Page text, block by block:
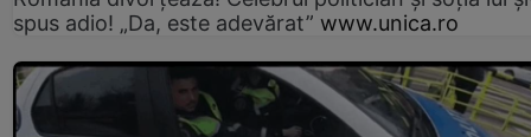
spus adio! „Da, este adevărat” www.unica.ro